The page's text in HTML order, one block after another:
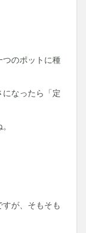
のポットに種
なったら「定
が、そもそも